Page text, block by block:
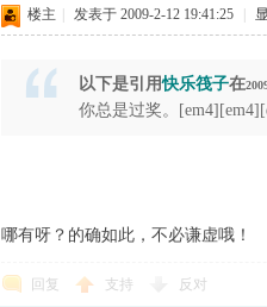
楼主 发表于 2009-2-12 19:41:25
以下是引用快乐筏子在
你总是过奖。
哪有呀？的确如此，不必谦虚哦！
回复 支持 反对